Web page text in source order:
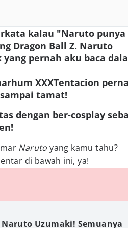
kalau "Naruto punya
Dragon Ball Z. Naruto
pernah aku baca
XXXTentacion
tamat!
dengan ber-cosplay
Narutoyang kamu tahu?
di bawah ini, ya!
Uzumaki! Semuanya